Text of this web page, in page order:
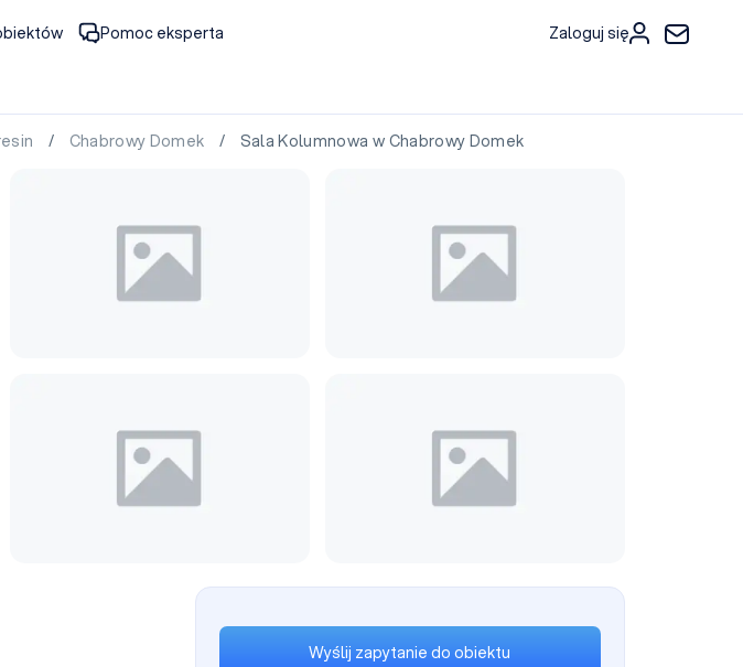
Pomoc eksperta Zaloguj się
/ Chabrowy Domek / Sala Kolumnowa w Chabrowy Domek
Wyślij zapytanie do obiektu